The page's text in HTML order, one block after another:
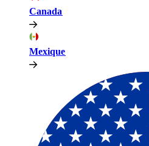
Canada​​
Mexique​​